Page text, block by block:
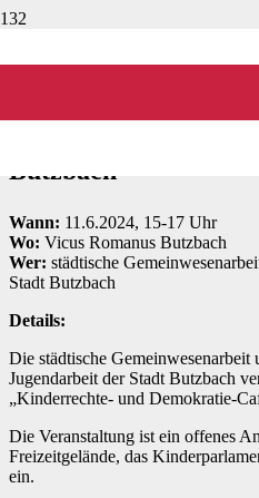
Butzbach
Wann: 11.6.2024, 15-17 Uhr
Wo: Vicus Romanus Butzbach
Wer: städtische
Stadt Butzbach
Details:
Die städtische
Jugendarbeit der Stadt Butzbach
„Kinderrechte- und Demokratie-
Die Veranstaltung ist ein offenes
Freizeitgelände, das
ein.